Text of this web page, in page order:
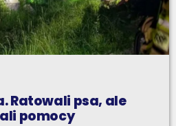
Ratowali psa, ale
pomocy